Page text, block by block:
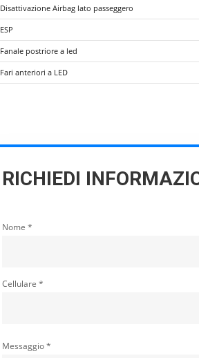
Disattivazione Airbag lato passeggero
ESP
Fanale postriore a led
Fari anteriori a LED
RICHIEDI
Nome *
Cellulare *
Messaggio *